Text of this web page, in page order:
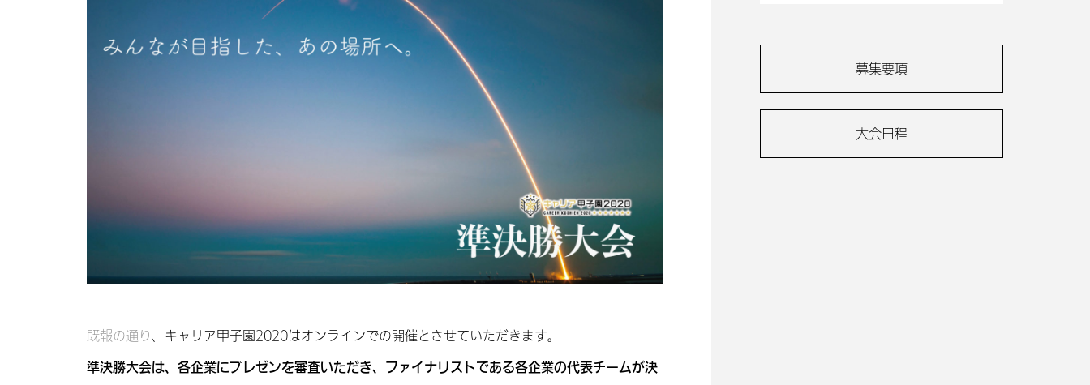
既報の通り、キャリア甲子園2020はオンラインでの開催とさせていただきます。
準決勝大会は、各企業にプレゼンを審査いただき、ファイナリストである各企業の代表チームが決
募集要項
大会日程